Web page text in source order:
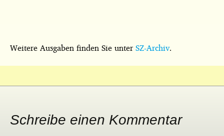
Weitere Ausgaben finden Sie unterSZ-Archiv.
Schreibe einen Kommentar